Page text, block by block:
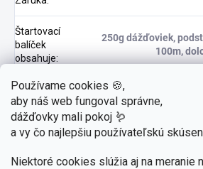
Používame cookies 🍪,
aby náš web fungoval správne,
dážďovky mali pokoj 🪱
a vy čo najlepšiu používateľskú
Niektoré cookies slúžia aj na meranie
Štartovací
balíček
obsahuje:
250g dážďoviek,
100m,
Rozmery
balenia:
Rozmery